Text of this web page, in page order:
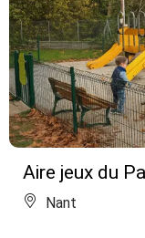
Aire jeux du
Nant